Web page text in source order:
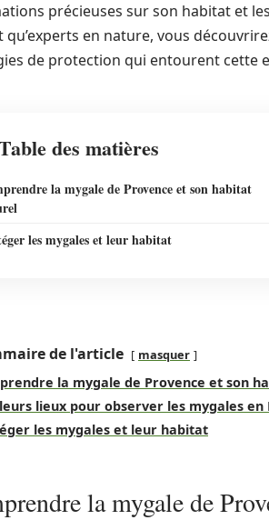
précieuses sur son habitat et
qu’experts en nature, vous
de protection qui entourent cette
des matières
la mygale de Provence et son habitat
les mygales et leur habitat
de l'article masquer
la mygale de Provence et son
lieux pour observer les mygales en
les mygales et leur habitat
la mygale de